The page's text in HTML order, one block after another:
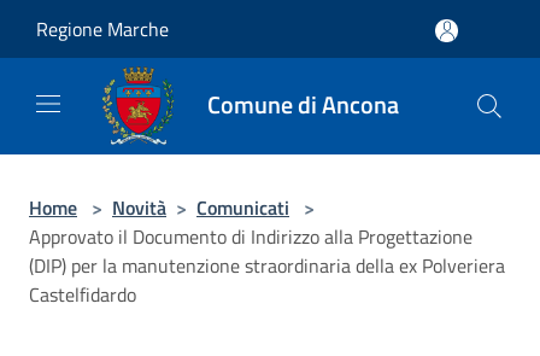
Regione Marche
Comune di Ancona
Home > Novità > Comunicati >
Approvato il Documento di Indirizzo alla Progettazione
(DIP) per la manutenzione straordinaria della ex Polveriera
Castelfidardo